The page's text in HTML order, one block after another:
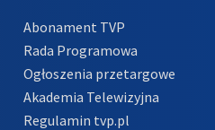
Abonament TVP
Rada Programowa
Ogłoszenia przetargowe
Akademia Telewizyjna
Regulamin tvp.pl